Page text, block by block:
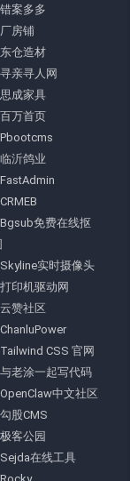
错案多多
厂房铺
东仓造材
寻亲寻人网
思成家具
百万首页
Pbootcms
临沂鸽业
FastAdmin
CRMEB
Bgsub免费在线抠
Skyline实时摄像头
打印机驱动网
云赞社区
ChanluPower
Tailwind CSS 官网
与老涂一起写代码
OpenClaw中文社区
勾股CMS
极客公园
Sejda在线工具